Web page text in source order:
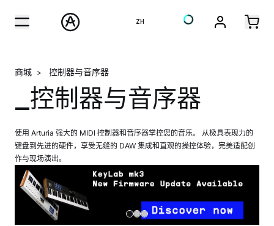
ZH
商城 > 控制器与音序器
_控制器与音序器
使用 Arturia 强大的 MIDI 控制器和音序器掌控您的音乐。 从极具表现力的
键盘到先进的硬件，享受无缝的 DAW 集成和直观的操控体验，完美适配创
作与现场演出。